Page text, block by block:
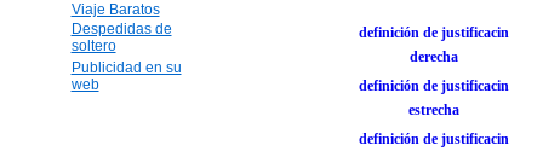
Viaje Baratos
Despedidas de
soltero
Publicidad en su
web
definición de justificacin
derecha
definición de justificacin
estrecha
definición de justificacin